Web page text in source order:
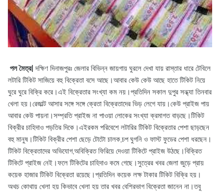
পল মৈত্র| দক্ষিণ দিনাজপুরঃ জেলার বিভিন্ন জায়গায় ঘুরলে দেখা যায় রাস্তার ধারে টেবিলে
লটারি টিকিট সাজিয়ে বহু বিক্রেতা বসে আছে।আবার কেউ কেউ আছে হাতে টিকিট নিয়ে
ঘুরে ঘুরে বিক্রি করে।এই বিক্রেতার সংখ্যা কম নয়।প্রতিদিন সকাল দুপুর সন্ধ্যা তিনবার
খেলা হয়।রেজাল্ট আসার সঙ্গে সঙ্গে ক্রেতা বিক্রেতাদের ভিড় লেগে যায়।কেউ প্রাইজ পায়
আবার কেউ পায়না।সম্প্রতি প্রাইজ না পাওয়া লোকের সংখ্যা ক্রমাগত বাড়ছে।টিকিট
বিক্রীর চাহিদাও পড়তির দিকে।এইরকম পরিবেশে লটারির টিকিট বিক্রেতার পেশা ছাড়ছেন
বহু মানুষ।টিকিট বিক্রীর পেশা ছেড়ে টোটো চালক,চপ ঘুগনি ও ফাস্ট ফুডের পেশা ধরছেন।
টিকিট বিক্রেতাদের অভিযোগ,অবিক্রিত ফিরিয়ে দেওয়া টিকিটে প্রাইজ উঠছে।বিক্রিত
টিকিটে প্রাইজ নেই।ফলে টিকিটের চাহিদাও কমে গেছে।সুত্রের খবর জেলা জুড়ে প্রায়
কয়েক হাজার টিকিট বিক্রেতা রয়েছে।প্রতিদিন কয়েক লক্ষ টাকার টিকিট বিক্রি হয়।
অথচ কোথায় খেলা হয় কিভাবে খেলা হয় তার খবর বেশিরভাগ বিক্রেতা জানেন না।তবু